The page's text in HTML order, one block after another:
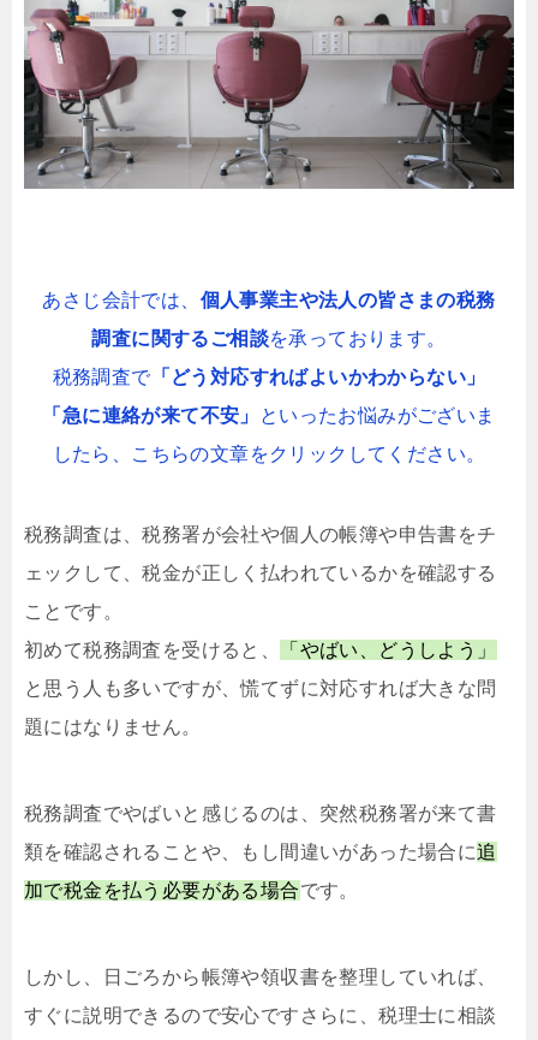
あさじ会計では、 個人事業主や法人の皆さまの税務
調査に関するご相談を承っております。
税務調査で「どう対応すればよいかわからない」
「急に連絡が来て不安」
といったお悩みがございま
したら、こちらの文章をクリックしてください。
税務調査は、税務署が会社や個人の帳簿や申告書をチ
ェックして、税金が正しく払われているかを確認する
ことです。
初めて税務調査を受けると、
「やばい、どうしよう」
と思う人も多いですが、慌てずに対応すれば大きな問
題にはなりません。
税務調査でやばいと感じるのは、突然税務署が来て書
類を確認されることや、もし間違いがあった場合に追
加で税金を払う必要がある場合です。
しかし、日ごろから帳簿や領収書を整理していれば、
すぐに説明できるので安心ですさらに、税理士に相談